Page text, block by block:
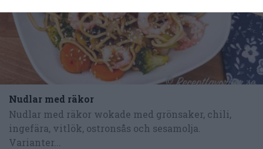
Nudlar med räkor
Nudlar med räkor wokade med grönsaker, chili,
ingefära, vitlök, ostronsås och sesamolja.
Varianter...